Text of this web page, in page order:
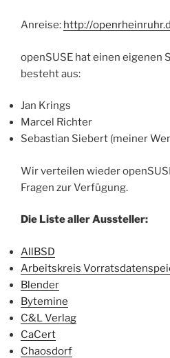
Anreise: http://
openSUSE hat einen eigenen
besteht aus:
Jan Krings
Marcel Richter
Sebastian Siebert (meiner
Wir verteilen wieder
Fragen zur Verfügung.
Die Liste aller Aussteller:
AllBSD
Arbeitskreis
Blender
Bytemine
C&L Verlag
CaCert
Chaosdorf